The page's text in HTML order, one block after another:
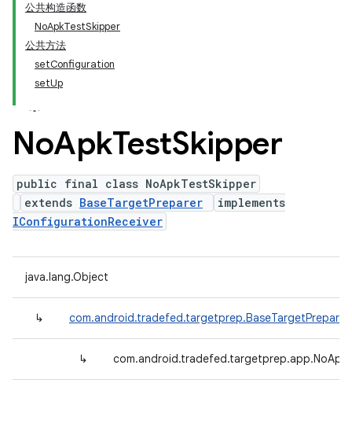
公共构造函数
NoApkTestSkipper
公共方法
setConfiguration
setUp
NoApkTestSkipper
public final class NoApkTestSkipper
extends BaseTargetPreparer
implements
IConfigurationReceiver
java.lang.Object
↳ com.android.tradefed.targetprep.BaseTargetPreparer
↳